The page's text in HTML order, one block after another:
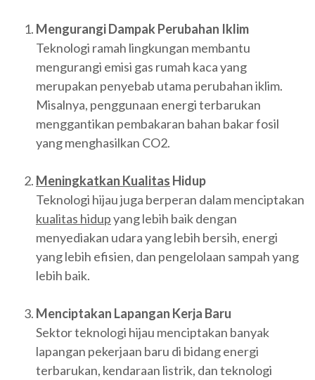
Mengurangi Dampak Perubahan Iklim
Teknologi ramah lingkungan membantu
mengurangi emisi gas rumah kaca yang
merupakan penyebab utama perubahan iklim.
Misalnya, penggunaan energi terbarukan
menggantikan pembakaran bahan bakar fosil
yang menghasilkan CO2.
Meningkatkan Kualitas Hidup
Teknologi hijau juga berperan dalam menciptakan
kualitas hidupyang lebih baik dengan
menyediakan udara yang lebih bersih, energi
yang lebih efisien, dan pengelolaan sampah yang
lebih baik.
Menciptakan Lapangan Kerja Baru
Sektor teknologi hijau menciptakan banyak
lapangan pekerjaan baru di bidang energi
terbarukan, kendaraan listrik, dan teknologi